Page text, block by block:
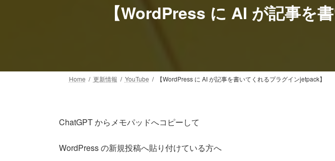
【WordPress に AI が記事を
Home 更新情報 YouTube 【WordPress に AI が記事を書いてくれるプラグインjetpack】
ChatGPT からメモパッドへコピーして
WordPress の新規投稿へ貼り付けている方へ